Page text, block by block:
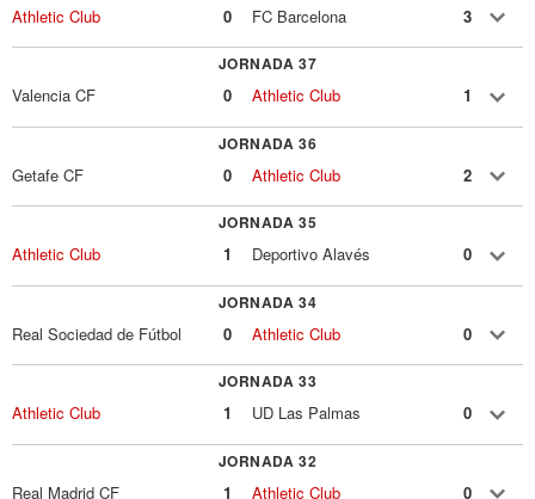
Athletic Club 0 FC Barcelona 3
JORNADA 37
Valencia CF 0 Athletic Club 1
JORNADA 36
Getafe CF 0 Athletic Club 2
JORNADA 35
Athletic Club 1 Deportivo Alavés 0
JORNADA 34
Real Sociedad de Fútbol 0 Athletic Club 0
JORNADA 33
Athletic Club 1 UD Las Palmas 0
JORNADA 32
Real Madrid CF 1 Athletic Club 0